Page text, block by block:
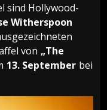
sind Hollywood-
Witherspoon
von „The
13. September bei